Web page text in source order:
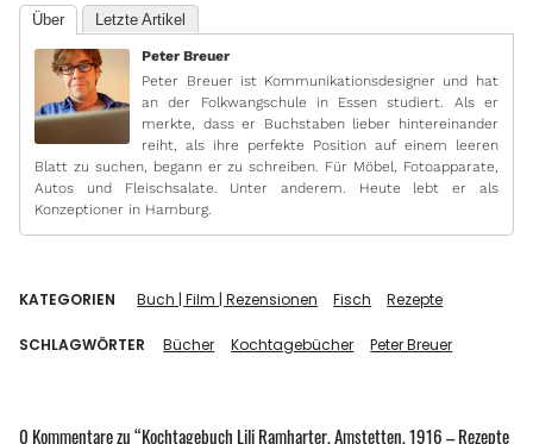
Über Letzte Artikel
Peter Breuer
Peter Breuer ist Kommunikationsdesigner und hat
an der Folkwangschule in Essen studiert. Als er
merkte, dass er Buchstaben lieber hintereinander
reiht, als ihre perfekte Position auf einem leeren
Blatt zu suchen, begann er zu schreiben. Für Möbel, Fotoapparate,
Autos und Fleischsalate. Unter anderem. Heute lebt er als
Konzeptioner in Hamburg.
KATEGORIEN Buch | Film | Rezensionen Fisch Rezepte
SCHLAGWÖRTER Bücher Kochtagebücher Peter Breuer
0 Kommentare zu “Kochtagebuch Lili Ramharter, Amstetten, 1916 – Rezepte